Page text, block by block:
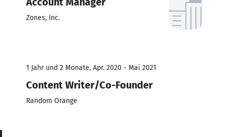
Zones, Inc.
1 Jahr und 2 Monate, Apr. 2020 - Mai 2021
Content Writer/Co-Founder
Random Orange